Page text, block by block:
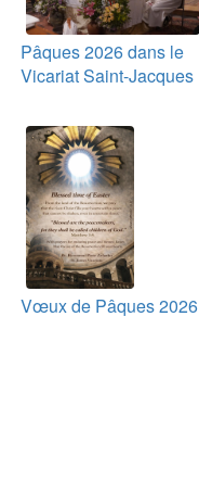
Pâques 2026 dans le
Vicariat Saint-Jacques
Vœux de Pâques 2026